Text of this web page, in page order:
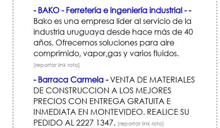
- BAKO - Ferretería e ingeniería industrial --
Bako es una empresa líder al servicio de la
industria uruguaya desde hace más de 40
años. Ofrecemos soluciones para aire
comprimido, vapor,gas y varios fluidos.
[reportar link roto]
- Barraca Carmela-VENTA DE MATERIALES
DE CONSTRUCCION A LOS MEJORES
PRECIOS CON ENTREGA GRATUITA E
INMEDIATA EN MONTEVIDEO. REALICE SU
PEDIDO AL 2227 1347. [reportar link roto]